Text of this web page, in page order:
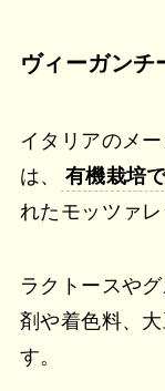
ヴィーガン
イタリアのメ
は、
有機栽培
れたモッツァレ
ラクトースや
剤や着色料、
す。